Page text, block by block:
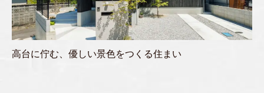
高台に佇む、優しい景色をつくる住まい